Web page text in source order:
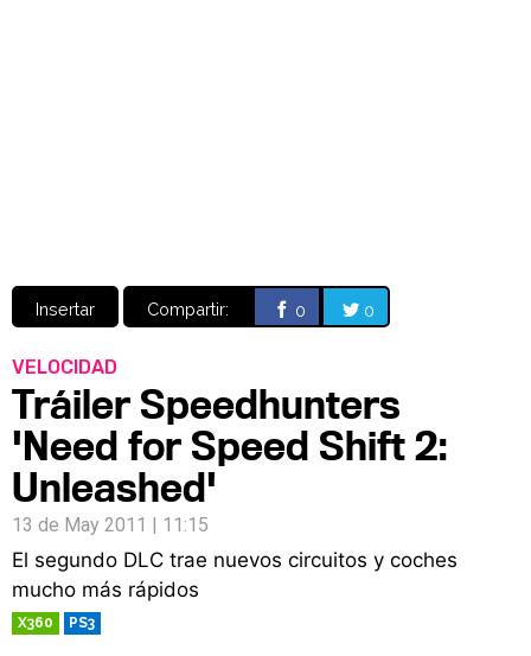
Insertar Compartir: 0 0
VELOCIDAD
Tráiler Speedhunters
'Need for Speed Shift 2:
Unleashed'
13 de May 2011 | 11:15
El segundo DLC trae nuevos circuitos y coches
mucho más rápidos
X360 PS3